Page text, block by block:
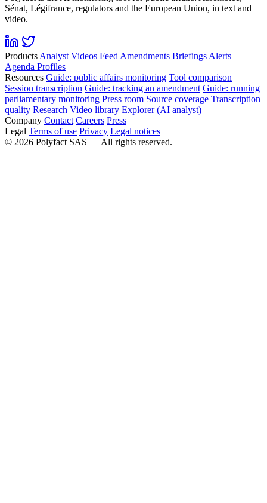
Sénat, Légifrance, regulators and the European Union, in text and
video.
Products Analyst Videos Feed Amendments Briefings Alerts
Agenda Profiles
Resources Guide: public affairs monitoring Tool comparison
Session transcription Guide: tracking an amendment Guide: running
parliamentary monitoring Press room Source coverage Transcription
quality Research Video library Explorer (AI analyst)
Company Contact Careers Press
Legal Terms of use Privacy Legal notices
© 2026 Polyfact SAS — All rights reserved.